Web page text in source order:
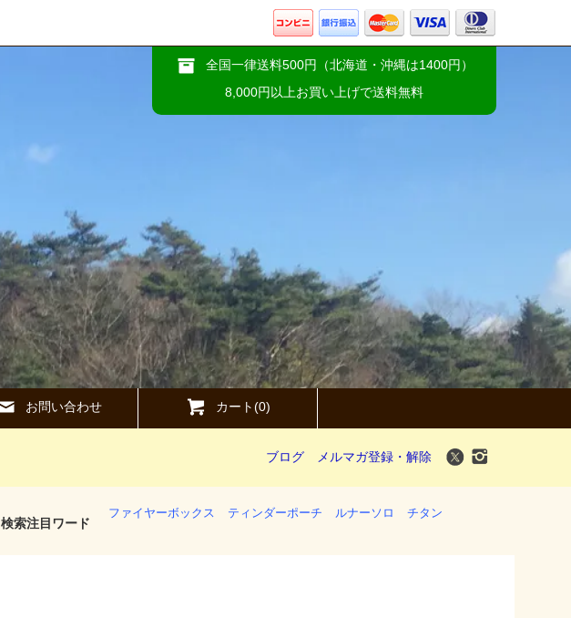
全国一律送料500円（北海道・沖縄は1400円）
8,000円以上お買い上げで送料無料
お問い合わせ カート(0)
ブログ メルマガ登録・解除
検索注目ワード
ファイヤーボックス ティンダーポーチ ルナーソロ チタン